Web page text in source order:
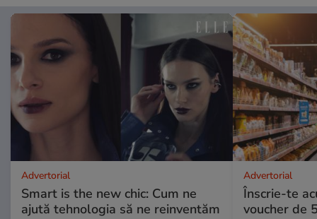
Advertorial
Smart is the new chic: Cum ne
ajută tehnologia să ne reinventăm
Advertorial
Înscrie-te
voucher de